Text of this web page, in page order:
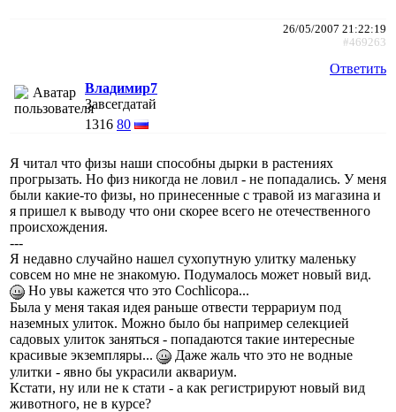
26/05/2007 21:22:19
#469263
Ответить
Владимир7
Завсегдатай
1316 80
Я читал что физы наши способны дырки в растениях
прогрызать. Но физ никогда не ловил - не попадались. У меня
были какие-то физы, но принесенные с травой из магазина и
я пришел к выводу что они скорее всего не отечественного
происхождения.
---
Я недавно случайно нашел сухопутную улитку маленьку
совсем но мне не знакомую. Подумалось может новый вид.
Но увы кажется что это Cochlicopa...
Была у меня такая идея раньше отвести террариум под
наземных улиток. Можно было бы например селекцией
садовых улиток заняться - попадаются такие интересные
красивые экземпляры...
Даже жаль что это не водные
улитки - явно бы украсили аквариум.
Кстати, ну или не к стати - а как регистрируют новый вид
животного, не в курсе?